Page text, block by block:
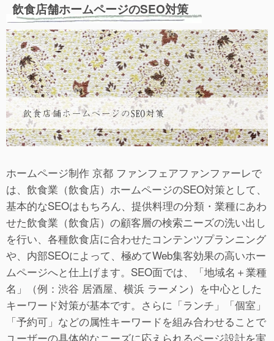
飲食店舗ホームページのSEO対策
ホームページ制作 京都 ファンフェアファンファーレで
は、飲食業（飲食店）ホームページのSEO対策として、
基本的なSEOはもちろん、提供料理の分類・業種にあわ
せた飲食業（飲食店）の顧客層の検索ニーズの洗い出し
を行い、各種飲食店に合わせたコンテンツプランニング
や、内部SEOによって、極めてWeb集客効果の高いホー
ムページへと仕上げます。SEO面では、「地域名＋業種
名」（例：渋谷 居酒屋、横浜 ラーメン）を中心とした
キーワード対策が基本です。さらに「ランチ」「個室」
「予約可」などの属性キーワードを組み合わせることで
ユーザーの具体的なニーズに応えられるページ設計を実